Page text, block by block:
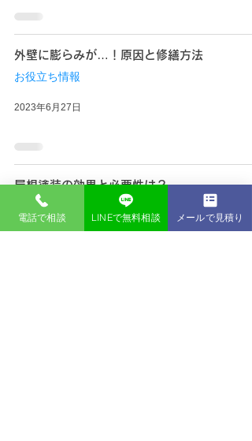
外壁に膨らみが…！原因と修繕方法
お役立ち情報
2023年6月27日
屋根塗装の効果と必要性は？
お役立ち情報
電話で相談 LINEで無料相談 メールで見積り